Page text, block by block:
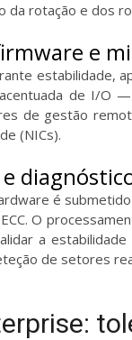
da rotação e dos
e
estabilidade,
de I/O
de gestão
(NICs).
e
é
O
a
de setores